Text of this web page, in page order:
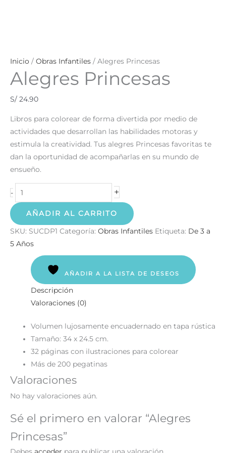
Inicio / Obras Infantiles / Alegres Princesas
Alegres Princesas
S/ 24.90
Libros para colorear de forma divertida por medio de
actividades que desarrollan las habilidades motoras y
estimula la creatividad. Tus alegres Princesas favoritas te
dan la oportunidad de acompañarlas en su mundo de
ensueño.
- +
AÑADIR AL CARRITO
SKU: SUCDP1 Categoría: Obras Infantiles Etiqueta: De 3 a
5 Años
AÑADIR A LA LISTA DE DESEOS
Descripción
Valoraciones (0)
Volumen lujosamente encuadernado en tapa rústica
Tamaño: 34 x 24.5 cm.
32 páginas con ilustraciones para colorear
Más de 200 pegatinas
Valoraciones
No hay valoraciones aún.
Sé el primero en valorar “Alegres
Princesas”